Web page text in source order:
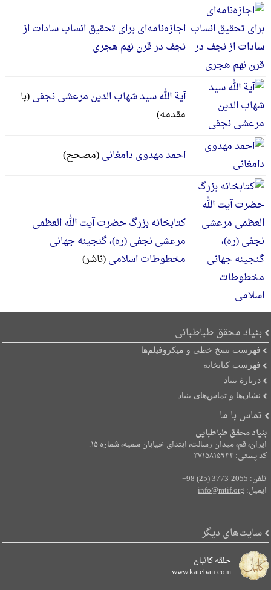
اجازه‌نامه‌ای برای تحقیق انساب سادات از
نجف در قرن نهم هجری
آیة الله سید شهاب الدین مرعشی نجفی(با
مقدمه)
احمد مهدوی دامغانی(مصحح)
کتابخانه بزرگ حضرت آیت الله العظمی
مرعشی نجفی (ره)، گنجینه جهانی
مخطوطات اسلامی(ناشر)
بنیاد محقق طباطبائی
فهرست نسخ خطی و میکروفیلم‌ها
فهرست کتابخانه
دربارۀ بنیاد
نشان‌ها و تماس‌های بنیاد
تماس با ما
بنیاد محقق طباطبایی
ایران، قم، میدان رسالت، ابتدای خیابان سمیه، شماره ۱۵.
کد پستی: ۳۷۱۵۸۱۵۹۳۴
تلفن:+98 (25) 3773-2055
ایمیل:info@mtif.org
سایت‌های دیگر
حلقه کاتبان
www.kateban.com